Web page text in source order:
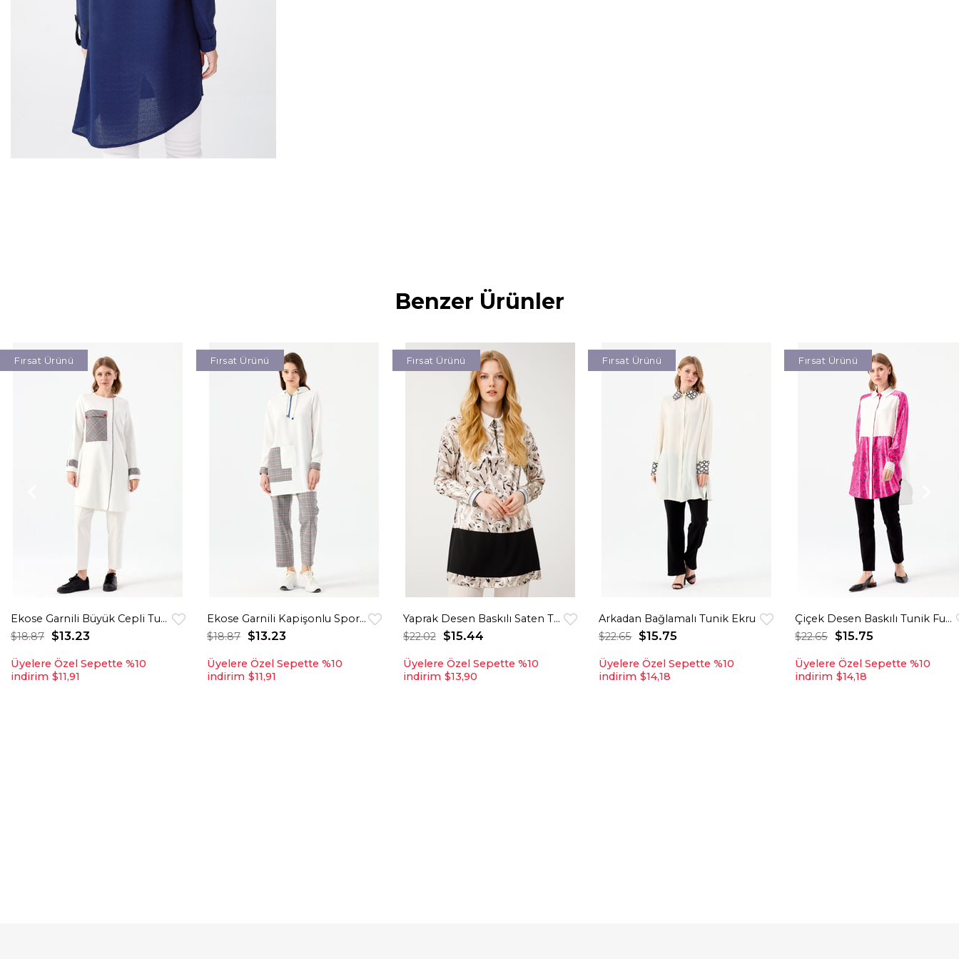
Benzer Ürünler
Ekose Garnili Büyük Cepli Tunik Ekru
$13.23
$18.87
Fırsat Ürünü
Üyelere Özel Sepette %10
indirim $11,91
Ekose Garnili Kapişonlu Spor Tunik Krem
$13.23
$18.87
Fırsat Ürünü
Üyelere Özel Sepette %10
indirim $11,91
Yaprak Desen Baskılı Saten Tunik Bej
$15.44
$22.02
Fırsat Ürünü
Üyelere Özel Sepette %10
indirim $13,90
Arkadan Bağlamalı Tunik Ekru
$15.75
$22.65
Fırsat Ürünü
Üyelere Özel Sepette %10
indirim $14,18
Çiçek Desen Baskılı Tunik Fuşya
$15.75
$22.65
Fırsat Ürünü
Üyelere Özel Sepette %10
indirim $14,18